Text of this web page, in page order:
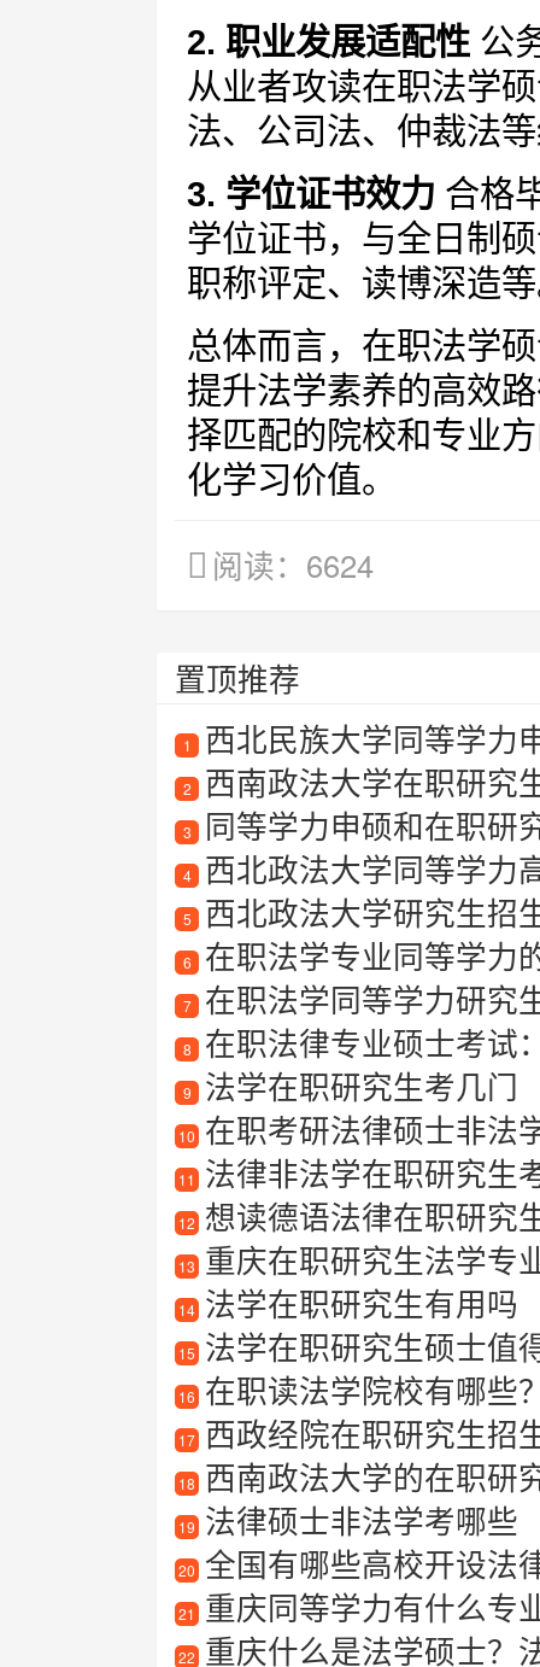
2. 职业发展适配性 公
从业者攻读在职法学
法、公司法、仲裁法
3. 学位证书效力 合格
学位证书，与全日制
职称评定、读博深造
总体而言，在职法学
提升法学素养的高效
择匹配的院校和专业
化学习价值。
阅读：6624
置顶推荐
1 西北民族大学同等学力
2 西南政法大学在职研究
3 同等学力申硕和在职研
4 西北政法大学同等学力
5 西北政法大学研究生招
6 在职法学专业同等学力
7 在职法学同等学力研究
8 在职法律专业硕士考试
9 法学在职研究生考几门
10 在职考研法律硕士非法
11 法律非法学在职研究生
12 想读德语法律在职研究
13 重庆在职研究生法学专
14 法学在职研究生有用吗
15 法学在职研究生硕士值
16 在职读法学院校有哪些
17 西政经院在职研究生招
18 西南政法大学的在职研
19 法律硕士非法学考哪些
20 全国有哪些高校开设法
21 重庆同等学力有什么专
22 重庆什么是法学硕士？法